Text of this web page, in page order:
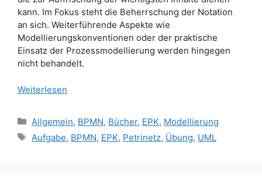
kann. Im Fokus steht die Beherrschung der Notation
an sich. Weiterführende Aspekte wie
Modellierungskonventionen oder der praktische
Einsatz der Prozessmodellierung werden hingegen
nicht behandelt.
Weiterlesen
Kategorien
Allgemein, BPMN, Bücher, EPK, Modellierung
Schlagwörter
Aufgabe, BPMN, EPK, Petrinetz, Übung, UML